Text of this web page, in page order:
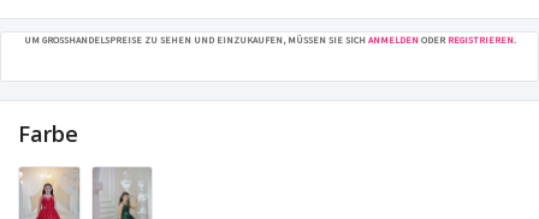
UM GROSSHANDELSPREISE ZU SEHEN UND EINZUKAUFEN, MÜSSEN SIE SICH ANMELDENODER REGISTRIEREN.
Farbe